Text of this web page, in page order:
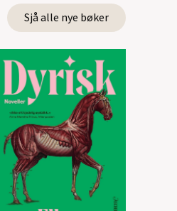
Sjå alle nye bøker